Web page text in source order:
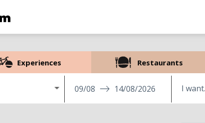
Experiences Restaurants
09/08 14/08/2026